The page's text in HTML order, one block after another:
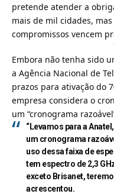
pretende atender a
mais de mil cidades,
compromissos vencem
Embora não tenha sido
a Agência Nacional de
prazos para ativação do
empresa considera o
um “cronograma
“Levamos para a
um cronograma
uso dessa faixa de
tem espectro de 2,3
exceto Brisanet,
acrescentou.